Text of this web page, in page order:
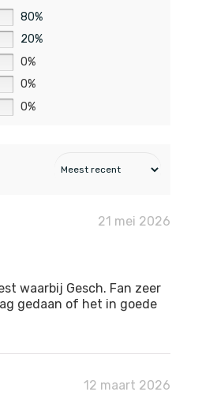
80%
20%
0%
0%
0%
21 mei 2026
waarbij Gesch. Fan zeer
gedaan of het in goede
12 maart 2026